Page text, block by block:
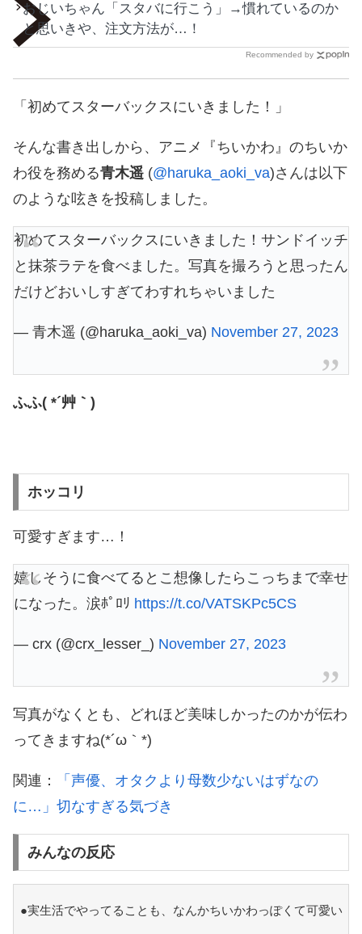
おじいちゃん「スタバに行こう」→慣れているのか
と思いきや、注文方法が…！
Recommended by
「初めてスターバックスにいきました！」
そんな書き出しから、アニメ『ちいかわ』のちいか
わ役を務める青木遥 (@haruka_aoki_va)さんは以下
のような呟きを投稿しました。
初めてスターバックスにいきました！サンドイッチ
と抹茶ラテを食べました。写真を撮ろうと思ったん
だけどおいしすぎてわすれちゃいました
— 青木遥 (@haruka_aoki_va) November 27, 2023
ふふ( *´艸｀)
ホッコリ
可愛すぎます…！
嬉しそうに食べてるとこ想像したらこっちまで幸せ
になった。涙ﾎﾟﾛﾘ https://t.co/VATSKPc5CS
— crx (@crx_lesser_) November 27, 2023
写真がなくとも、どれほど美味しかったのかが伝わ
ってきますね(*´ω｀*)
関連：
「声優、オタクより母数少ないはずなの
に…」切なすぎる気づき
みんなの反応
●実生活でやってることも、なんかちいかわっぽくて可愛い